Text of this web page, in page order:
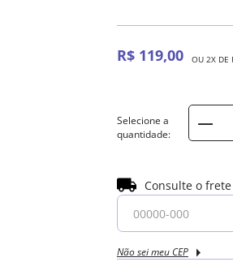
R$ 119,00 OU 2X DE
Consulte o
Não sei meu CEP